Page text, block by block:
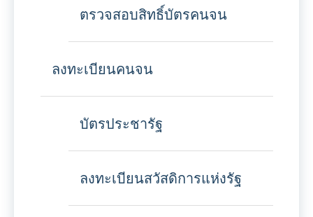
ตรวจสอบสิทธิ์บัตรคนจน
ลงทะเบียนคนจน
บัตรประชารัฐ
ลงทะเบียนสวัสดิการแห่งรัฐ